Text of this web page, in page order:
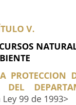
V.
Ley 99 de 1993>